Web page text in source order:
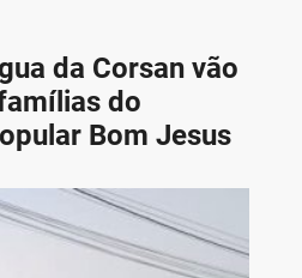
da Corsan vão
do
Bom Jesus